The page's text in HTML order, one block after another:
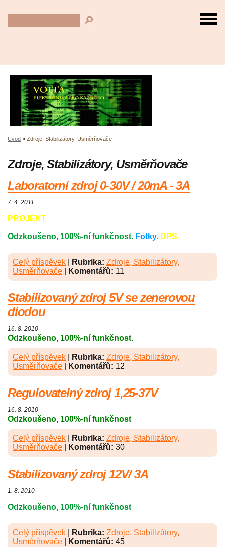
Úvod » Zdroje, Stabilizátory, Usměrňovače
Zdroje, Stabilizátory, Usměrňovače
Laboratorní zdroj 0-30V / 20mA - 3A
7. 4. 2011
PROJEKT
Odzkoušeno, 100%-ní funkčnost. Fotky. DPS
Celý příspěvek Rubrika: Zdroje, Stabilizátory,
Usměrňovače
Komentářů: 11
Stabilizovaný zdroj 5V se zenerovou
diodou
16. 8. 2010
Odzkoušeno, 100%-ní funkčnost.
Celý příspěvek Rubrika: Zdroje, Stabilizátory,
Usměrňovače
Komentářů: 12
Regulovatelný zdroj 1,25-37V
16. 8. 2010
Odzkoušeno, 100%-ní funkčnost
Celý příspěvek Rubrika: Zdroje, Stabilizátory,
Usměrňovače
Komentářů: 30
Stabilizovaný zdroj 12V/ 3A
1. 8. 2010
Odzkoušeno, 100%-ní funkčnost
Celý příspěvek Rubrika: Zdroje, Stabilizátory,
Usměrňovače
Komentářů: 45